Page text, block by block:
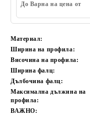
До Варна на цена от
Материал:
Ширина на профила:
Височина на профила:
Ширина фалц:
Дълбочина фалц:
Максимална дължина на
профила:
ВАЖНО: